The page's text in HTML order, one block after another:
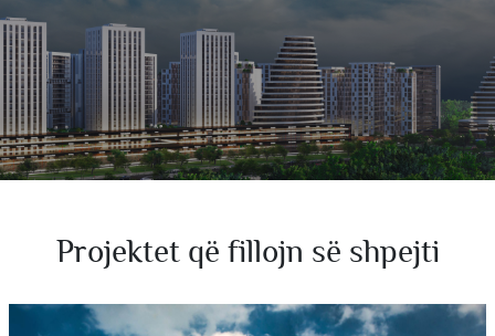
Projektet që fillojn së shpejti